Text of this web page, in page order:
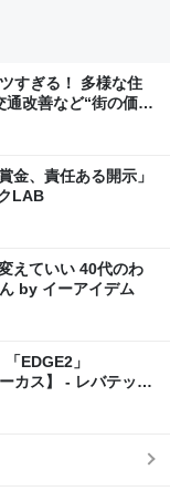
すぎる！ 多様な住
通改善など“街の価値
、責任ある開示」
LAB
えていい 40代のわ
by イーアイデム
EDGE2」
カス】 - レバテック